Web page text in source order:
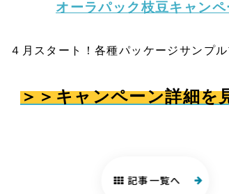
オーラパック枝豆キャンペ
４月スタート！各種パッケージサンプル
＞＞キャンペーン詳細を
記事一覧へ